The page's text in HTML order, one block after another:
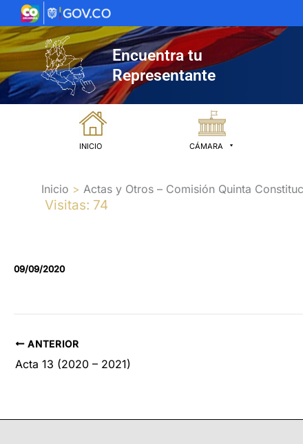
al
contenido
Encuentra tu
Representante
INICIO CÁMARA
Inicio Actas y Otros – Comisión Quinta
Visitas: 74
09/09/2020
ANTERIOR
Acta 13 (2020 – 2021)